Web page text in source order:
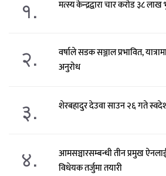
१. मत्स्य केन्द्रद्वारा चार करोड ३८ लाख
२.
वर्षाले सडक सञ्जाल प्रभावित,
अनुरोध
३. शेरबहादुर देउवा साउन २६ गते
४.
आमसञ्चारसम्बन्धी तीन प्रमुख
विधेयक तर्जुमा तयारी